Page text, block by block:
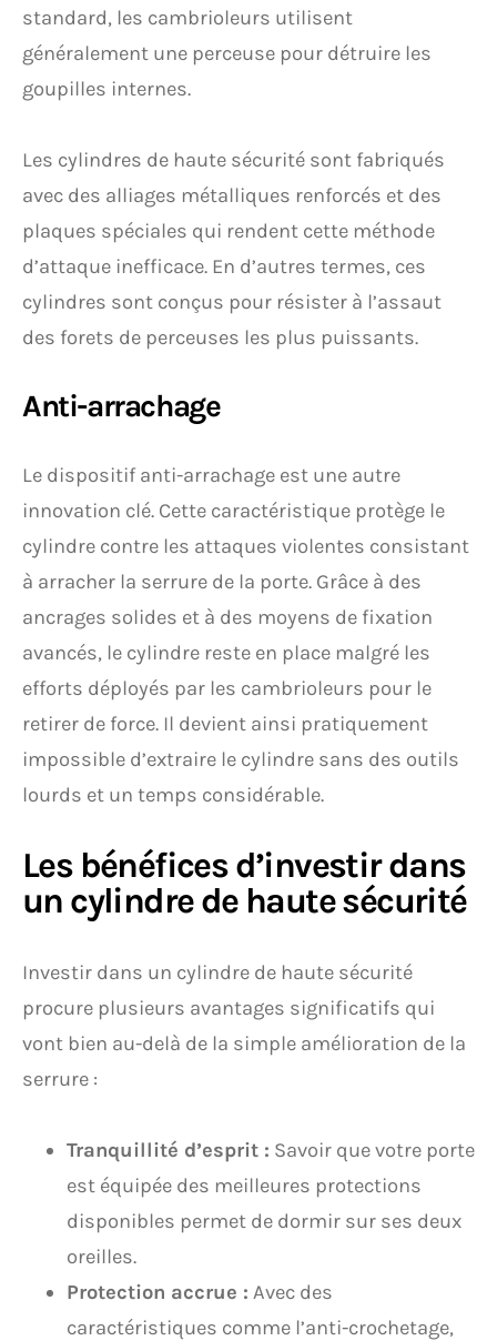
standard, les cambrioleurs utilisent
généralement une perceuse pour détruire les
goupilles internes.
Les cylindres de haute sécurité sont fabriqués
avec des alliages métalliques renforcés et des
plaques spéciales qui rendent cette méthode
d’attaque inefficace. En d’autres termes, ces
cylindres sont conçus pour résister à l’assaut
des forets de perceuses les plus puissants.
Anti-arrachage
Le dispositif anti-arrachage est une autre
innovation clé. Cette caractéristique protège le
cylindre contre les attaques violentes consistant
à arracher la serrure de la porte. Grâce à des
ancrages solides et à des moyens de fixation
avancés, le cylindre reste en place malgré les
efforts déployés par les cambrioleurs pour le
retirer de force. Il devient ainsi pratiquement
impossible d’extraire le cylindre sans des outils
lourds et un temps considérable.
Les bénéfices d’investir dans
un cylindre de haute sécurité
Investir dans un cylindre de haute sécurité
procure plusieurs avantages significatifs qui
vont bien au-delà de la simple amélioration de la
serrure :
Tranquillité d’esprit : Savoir que votre porte
est équipée des meilleures protections
disponibles permet de dormir sur ses deux
oreilles.
Protection accrue : Avec des
caractéristiques comme l’anti-crochetage,